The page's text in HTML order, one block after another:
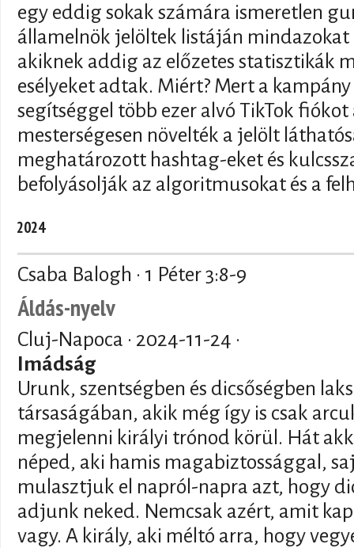
egy eddig sokak számára ismeretlen
államelnök jelöltek listáján mindazokat
akiknek addig az előzetes statisztikák
esélyeket adtak. Miért? Mert a
segítséggel több ezer alvó TikTok
mesterségesen növelték a jelölt
meghatározott hashtag-eket és
befolyásolják az algoritmusokat és a
2024
Csaba Balogh · 1 Péter 3:8-9
Áldás-nyelv
Cluj-Napoca · 2024-11-24 ·
Imádság
Urunk, szentségben és dicsőségben
társaságában, akik még így is csak
megjelenni királyi trónod körül. Hát
néped, aki hamis magabiztossággal,
mulasztjuk el napról-napra azt, hogy
adjunk neked. Nemcsak azért, amit
vagy. A király, aki méltó arra, hogy